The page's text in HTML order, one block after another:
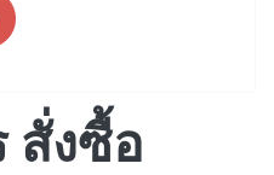
สั่งซื้อ